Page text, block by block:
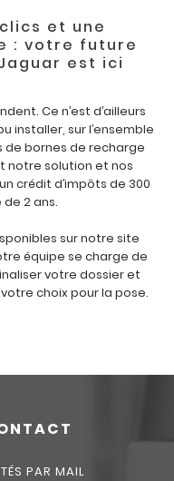
et une
: votre future
est ici
Ce n’est d’ailleurs
installer, sur l’ensemble
de bornes de recharge
notre solution et nos
crédit d’impôts de 300
2 ans.
sur notre site
équipe se charge de
votre dossier et
choix pour la pose.
PAR MAIL